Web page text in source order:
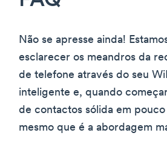
Não se apresse ainda!
esclarecer os meandros da
de telefone através do seu
inteligente e, quando
de contactos sólida em
mesmo que é a abordagem